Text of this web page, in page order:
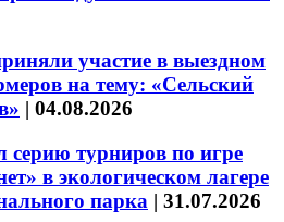
участие в выездном
на тему: «Сельский
| 04.08.2026
серию турниров по игре
в экологическом лагере
парка | 31.07.2026